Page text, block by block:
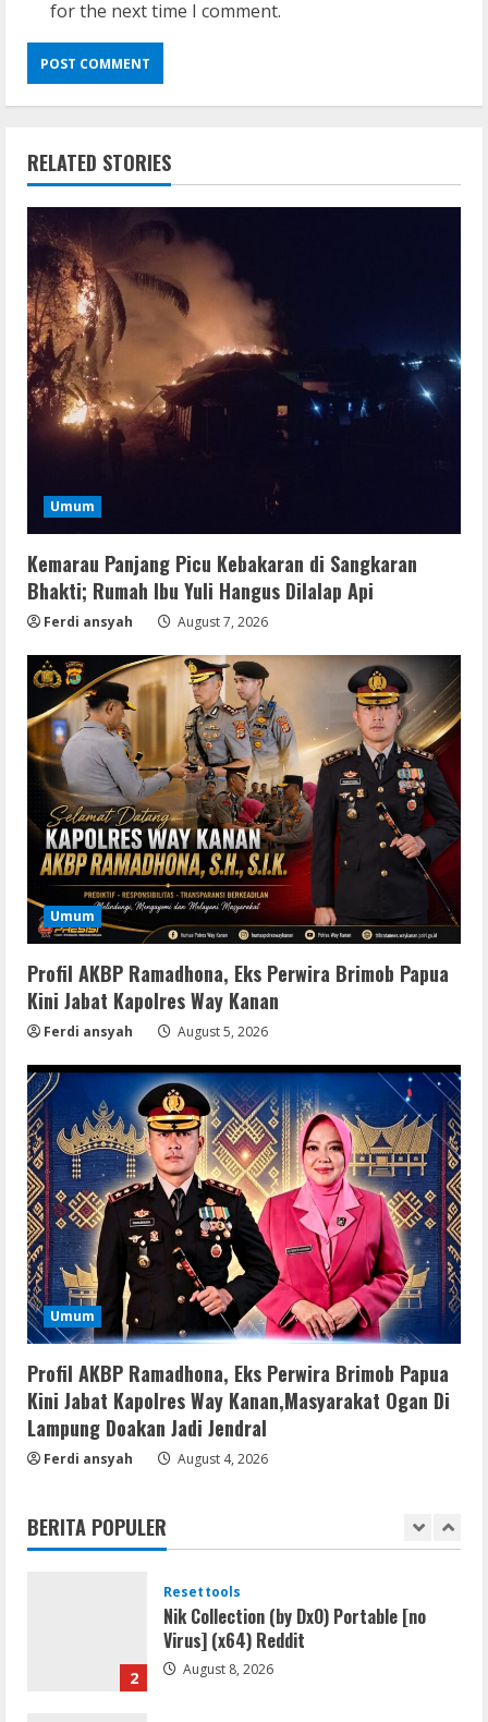
for the next time I comment.
RELATED STORIES
Umum
Kemarau Panjang Picu Kebakaran di Sangkaran
Bhakti; Rumah Ibu Yuli Hangus Dilalap Api
Ferdi ansyah August 7, 2026
Umum
Profil AKBP Ramadhona, Eks Perwira Brimob Papua
Kini Jabat Kapolres Way Kanan
Ferdi ansyah August 5, 2026
Umum
Profil AKBP Ramadhona, Eks Perwira Brimob Papua
Kini Jabat Kapolres Way Kanan,Masyarakat Ogan Di
Lampung Doakan Jadi Jendral
Ferdi ansyah August 4, 2026
BERITA POPULER
2
Resettools
Nik Collection (by DxO) Portable [no
Virus] (x64) Reddit
3
Img
Multilanguage
August 8, 2026
4
Movies
Vertex Force 2026 BRRip UHD DDP5.1
𝐘𝐢𝐟𝐲 𝐌𝐨𝐯𝐢𝐞𝐬 Magnet
August 8, 2026
5
Resettools
Vpn One Click Cracked x86-x64 [no
August 8, 2026
1
Img
Office 2019 LTSC Professional Plus
2
Resettools
Nik Collection (by DxO) Portable [no
Virus] (x64) Reddit
August 8, 2026